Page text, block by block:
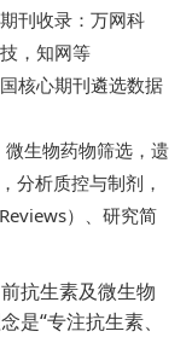
期刊收录：万网科
技，知网等
核心期刊遴选数据
生物药物筛选，遗
分析质控与制剂，
）、研究简
抗生素及微生物
是“专注抗生素、